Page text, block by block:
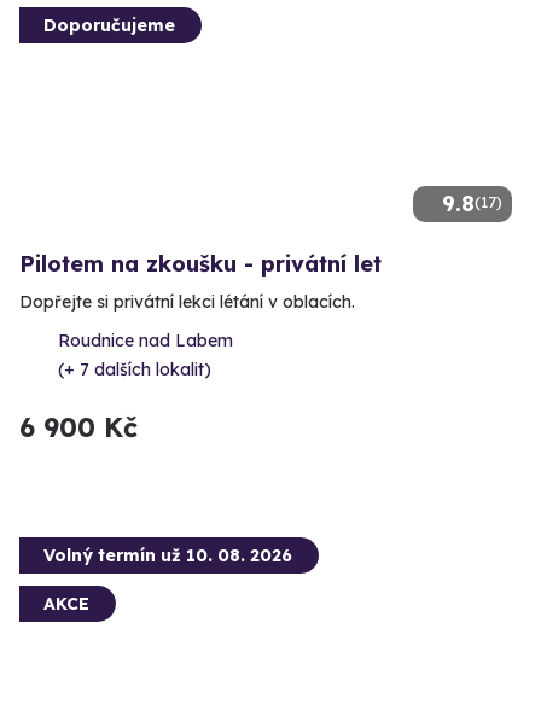
9.8(17)
Doporučujeme
Pilotem na zkoušku - privátní let
Dopřejte si privátní lekci létání v oblacích.
Roudnice nad Labem
(+ 7 dalších lokalit)
6 900 Kč
Volný termín už 10. 08. 2026
AKCE